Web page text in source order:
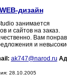
дизайн
занимается
и сайтов на заказ.
Вам
и
ak747@narod.ru
28.10.2005